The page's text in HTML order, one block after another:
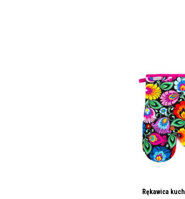
Rękawica